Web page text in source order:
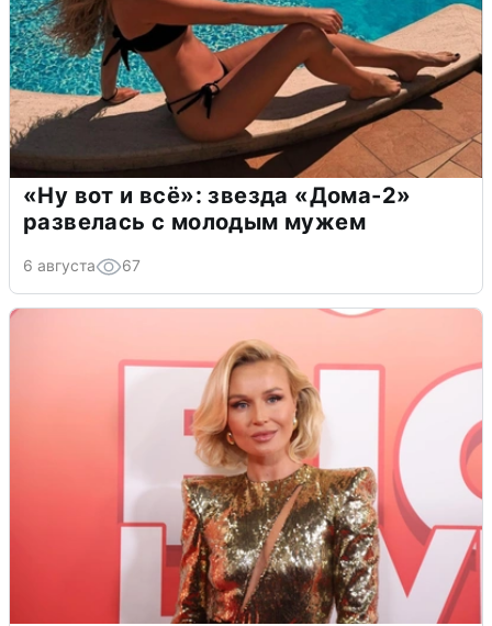
«Ну вот и всё»: звезда «Дома-2»
развелась с молодым мужем
6 августа 67